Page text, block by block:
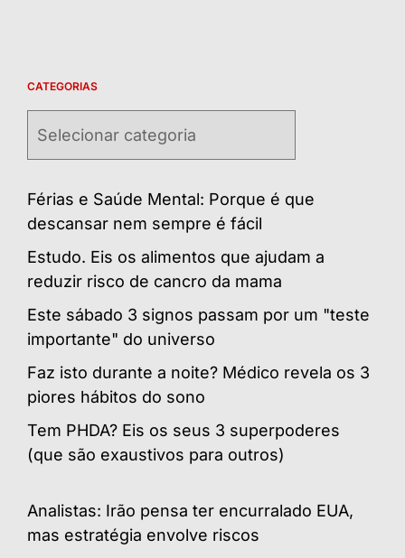
CATEGORIAS
Férias e Saúde Mental: Porque é que
descansar nem sempre é fácil
Estudo. Eis os alimentos que ajudam a
reduzir risco de cancro da mama
Este sábado 3 signos passam por um "teste
importante" do universo
Faz isto durante a noite? Médico revela os 3
piores hábitos do sono
Tem PHDA? Eis os seus 3 superpoderes
(que são exaustivos para outros)
Analistas: Irão pensa ter encurralado EUA,
mas estratégia envolve riscos